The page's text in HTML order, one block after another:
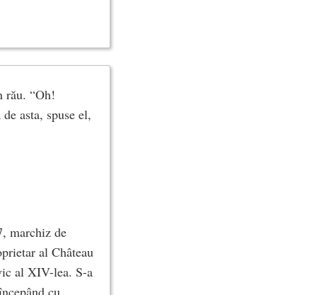
rău. “Oh!
asta, spuse el,
marchiz de
al Château
al XIV-lea. S-a